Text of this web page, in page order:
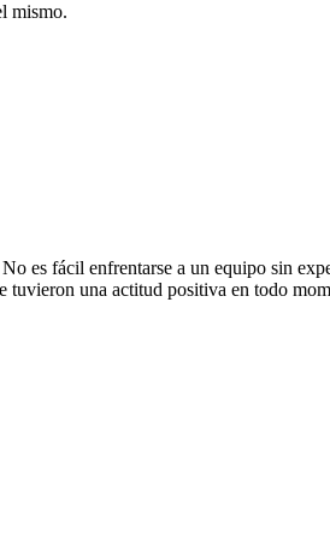
mismo.
es fácil enfrentarse a un equipo sin
tuvieron una actitud positiva en todo